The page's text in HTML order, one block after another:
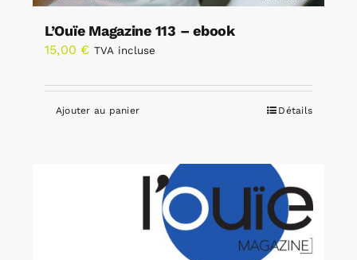
L’Ouïe Magazine 113 – ebook
15,00 € TVA incluse
Ajouter au panier Détails